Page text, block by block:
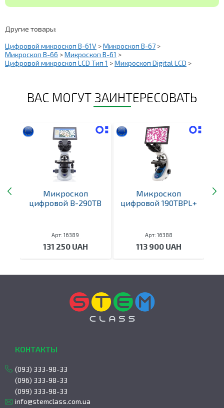
Другие товары:
Цифровой микроскоп В-61V >Микроскоп В-67 >
Микроскоп В-66 >Микроскоп В-61 >
Цифровой микроскоп LCD Тип 1 >Микроскоп Digital LCD >
ВАС МОГУТ ЗАИНТЕРЕСОВАТЬ
Микроскоп
цифровой B-290TB
Арт: 16389
131 250 UAH
Микроскоп
цифровой 190TBPL+
Арт: 16388
113 900 UAH
КОНТАКТЫ
(093) 333-98-33
(096) 333-98-33
(099) 333-98-33
info@stemclass.com.ua